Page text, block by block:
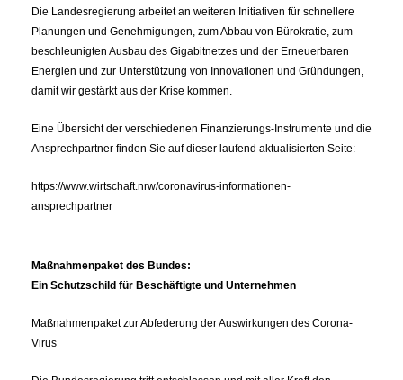
Die Landesregierung arbeitet an weiteren Initiativen für schnellere
Planungen und Genehmigungen, zum Abbau von Bürokratie, zum
beschleunigten Ausbau des Gigabitnetzes und der Erneuerbaren
Energien und zur Unterstützung von Innovationen und Gründungen,
damit wir gestärkt aus der Krise kommen.
Eine Übersicht der verschiedenen Finanzierungs-Instrumente und die
Ansprechpartner finden Sie auf dieser laufend aktualisierten Seite:
https://www.wirtschaft.nrw/coronavirus-informationen-
ansprechpartner
Maßnahmenpaket des Bundes:
Ein Schutzschild für Beschäftigte und Unternehmen
Maßnahmenpaket zur Abfederung der Auswirkungen des Corona-
Virus